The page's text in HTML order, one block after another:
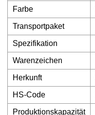
Farbe
Transportpaket
Spezifikation
Warenzeichen
Herkunft
HS-Code
Produktionskapazität